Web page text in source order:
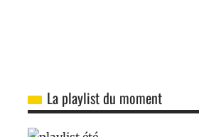
La playlist du moment